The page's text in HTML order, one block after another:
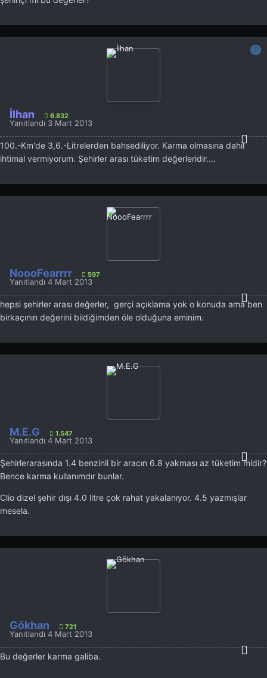
İlhan 6.832
Yanıtlandı 3 Mart 2013
100.-Km'de 3,6.-Litrelerden bahsediliyor. Karma olmasına dahil
ihtimal vermiyorum. Şehirler arası tüketim değerleridir....
NoooFearrrr 597
Yanıtlandı 4 Mart 2013
hepsi şehirler arası değerler, gerçi açıklama yok o konuda ama ben
birkaçının değerini bildiğimden öle olduğuna eminim.
M.E.G 1.547
Yanıtlandı 4 Mart 2013
Şehirlerarasında 1.4 benzinli bir aracın 6.8 yakması az tüketim midir?
Bence karma kullanımdır bunlar.
Clio dizel şehir dışı 4.0 litre çok rahat yakalanıyor. 4.5 yazmışlar
mesela.
Gökhan 721
Yanıtlandı 4 Mart 2013
Bu değerler karma galiba.